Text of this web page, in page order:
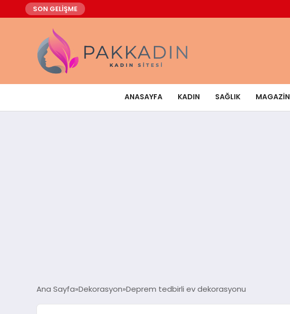
SON GELİŞME
ANASAYFA KADIN SAĞLIK MAGAZIN
Ana Sayfa Dekorasyon Deprem tedbirli ev dekorasyonu